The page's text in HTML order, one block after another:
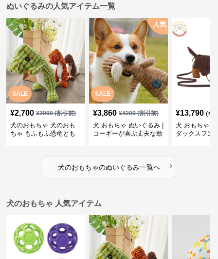
ぬいぐるみの人気アイテム一覧
SALE
¥2,700 ¥3000(割引前)
犬のおもちゃ 犬のおも
ちゃ もふもふ恐竜とも
SALE
人気
¥3,860 ¥4290(割引前)
犬 おもちゃ ぬいぐるみ |
コーギーが喜ぶ丈夫な動
¥13,790 (税
犬 おもちゃ
ダックスフン
犬のおもちゃのぬいぐるみ一覧へ ›
犬のおもちゃ 人気アイテム